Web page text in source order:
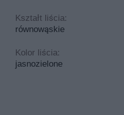
Kształt liścia:
równowąskie
Kolor liścia:
jasnozielone